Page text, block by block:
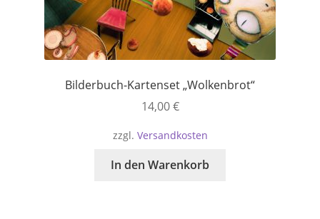
Bilderbuch-Kartenset „Wolkenbrot“
14,00€
zzgl. Versandkosten
In den Warenkorb